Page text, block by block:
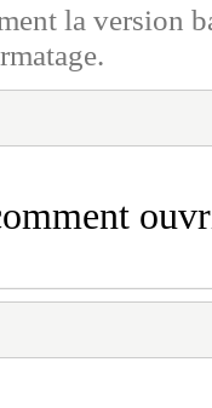
la version